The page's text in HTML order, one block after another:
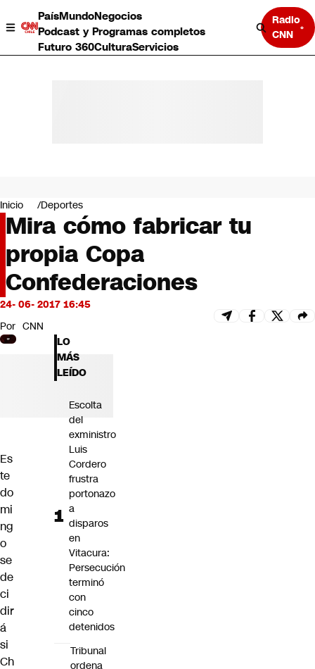
PaísMundoNegocios
Podcast y Programas completos
Futuro 360CulturaServicios
Radio
CNN
Negocios
Deportes
Programas completos
Cultura
Servicios
Bits
CNN tiempo
Futuro 360
Opinión
Inicio Deportes
Mira cómo fabricar tu
propia Copa
Confederaciones
24- 06- 2017 16:45
Por CNN
Es
te
do
mi
ng
o
se
de
ci
dir
á
si
Ch
LO
MÁS
LEÍDO
Escolta
del
exministro
Luis
Cordero
frustra
portonazo
a
disparos
en
Vitacura:
Persecución
terminó
con
cinco
detenidos
Tribunal
ordena